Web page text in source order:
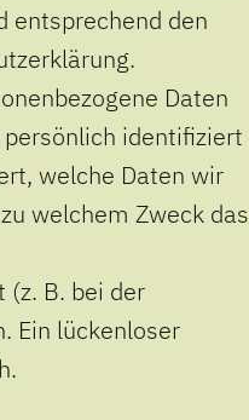
entsprechend den
Daten
persönlich identifiziert
welche Daten wir
welchem Zweck das
B. bei der
Ein lückenloser